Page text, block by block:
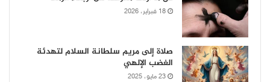
18 فبراير، 2026
صلاة إلى مريم سلطانة السلام لتهدئة
الغضب الإلهي
23 مايو، 2025